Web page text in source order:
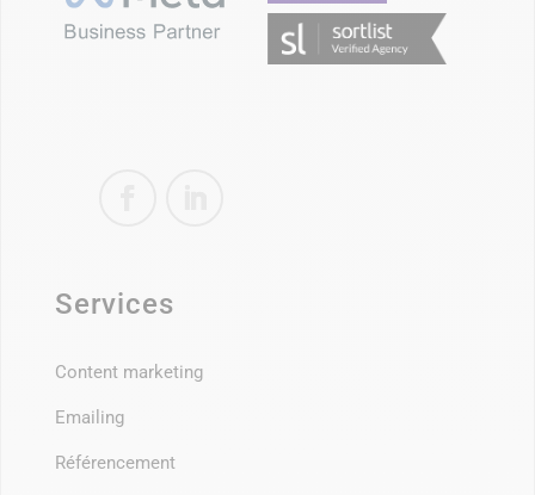
Services
Content marketing
Emailing
Référencement